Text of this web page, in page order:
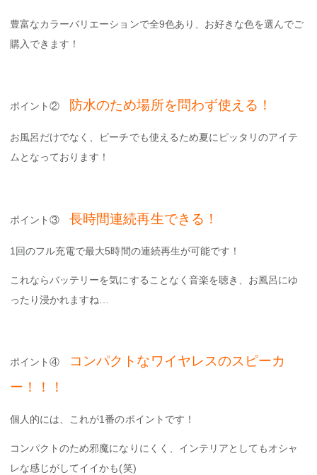
豊富なカラーバリエーションで全9色あり、お好きな色を選んでご
購入できます！
ポイント② 防水のため場所を問わず使える！
お風呂だけでなく、ビーチでも使えるため夏にピッタリのアイテ
ムとなっております！
ポイント③長時間連続再生できる！
1回のフル充電で最大5時間の連続再生が可能です！
これならバッテリーを気にすることなく音楽を聴き、お風呂にゆ
ったり浸かれますね…
ポイント④
コンパクトなワイヤレスのスピーカ
ー！！！
個人的には、これが1番のポイントです！
コンパクトのため邪魔になりにくく、インテリアとしてもオシャ
レな感じがしてイイかも(笑)